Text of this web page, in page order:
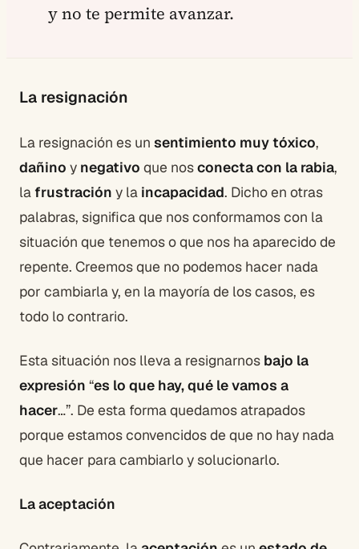
y no te permite avanzar.
La resignación
La resignación es un sentimiento muy tóxico,
dañino y negativo que nosconecta con la rabia,
lafrustración y la incapacidad. Dicho en otras
palabras, significa que nos conformamos con la
situación que tenemos o que nos ha aparecido de
repente. Creemos que no podemos hacer nada
por cambiarla y, en la mayoría de los casos, es
todo lo contrario.
Esta situación nos lleva a resignarnos bajo la
expresión “es lo que hay, qué le vamos a
hacer…”. De esta forma quedamos atrapados
porque estamos convencidos de que no hay nada
que hacer para cambiarlo y solucionarlo.
La aceptación